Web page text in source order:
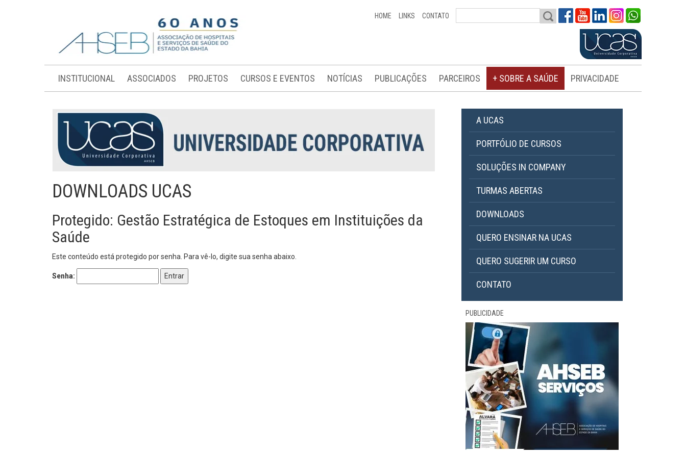
HOME LINKS CONTATO
INSTITUCIONAL ASSOCIADOS PROJETOS CURSOS E EVENTOS NOTÍCIAS PUBLICAÇÕES PARCEIROS + SOBRE A SAÚDE PRIVACIDADE
DOWNLOADS UCAS
Protegido: Gestão Estratégica de Estoques em Instituições da
Saúde
Este conteúdo está protegido por senha. Para vê-lo, digite sua senha abaixo.
Senha:
A UCAS
PORTFÓLIO DE CURSOS
SOLUÇÕES IN COMPANY
TURMAS ABERTAS
DOWNLOADS
QUERO ENSINAR NA UCAS
QUERO SUGERIR UM CURSO
CONTATO
PUBLICIDADE